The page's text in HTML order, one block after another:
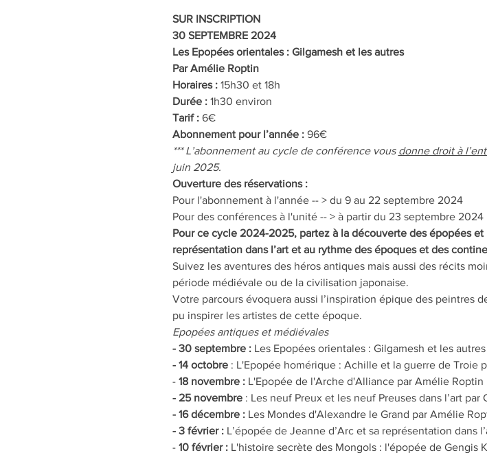
SUR INSCRIPTION
30 SEPTEMBRE 2024
Les Epopées orientales : Gilgamesh et les autres
Par Amélie Roptin
Horaires : 15h30 et 18h
Durée : 1h30 environ
Tarif : 6€
Abonnement pour l’année : 96€
*** L’abonnement au cycle de conférence vous donne droit à
juin 2025.
Ouverture des réservations :
Pour l'abonnement à l'année -- > du 9 au 22 septembre 2024
Pour des conférences à l'unité -- > à partir du 23 septembre 2024
Pour ce cycle 2024-2025, partez à la découverte des épopées
représentation dans l’art et au rythme des époques et des
Suivez les aventures des héros antiques mais aussi des récits
période médiévale ou de la civilisation japonaise.
Votre parcours évoquera aussi l’inspiration épique des peintres
pu inspirer les artistes de cette époque.
Epopées antiques et médiévales
- 30 septembre : Les Epopées orientales : Gilgamesh et les
- 14 octobre : L'Epopée homérique : Achille et la guerre de Troie
- 18 novembre : L'Epopée de l'Arche d'Alliance par Amélie Roptin
- 25 novembre : Les neuf Preux et les neuf Preuses dans l’art par
- 16 décembre : Les Mondes d'Alexandre le Grand par Amélie
- 3 février : L’épopée de Jeanne d’Arc et sa représentation dans
- 10 février : L'histoire secrète des Mongols : l'épopée de Gengis